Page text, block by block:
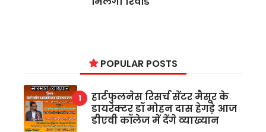
POPULAR POSTS
हार्टफुलनेस रिसर्च सेंटर मैसूर के
डायरेक्टर डॉ मोहन दास हेगड़े आज
डीएवी कॉलेज में देंगे व्याख्यान